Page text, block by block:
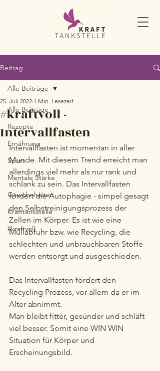
Beitrag
Alle Beiträge
Rezepte
Ernährung
Sport
Mentale Stärke
Gewohnheiten
Krafttankstelle
#kraftvoll
Alle Beiträge
#kraftvoll -
Intervallfasten
25. Juli 2022 1 Min. Lesezeit
Intervallfasten ist momentan in aller
Munde. Mit diesem Trend erreicht man
allerdings viel mehr als nur rank und
schlank zu sein. Das Intervallfasten
fördert die Autophagie - simpel gesagt
den Selbstreinigungsprozess der
Zellen im Körper. Es ist wie eine
Müllabfuhr bzw. wie Recycling, die
schlechten und unbrauchbaren Stoffe
werden entsorgt und ausgeschieden.
Das Intervallfasten fördert den
Recycling Prozess, vor allem da er im
Alter abnimmt.
Man bleibt fitter, gesünder und schläft
viel besser. Somit eine WIN WIN
Situation für Körper und
Erscheinungsbild.